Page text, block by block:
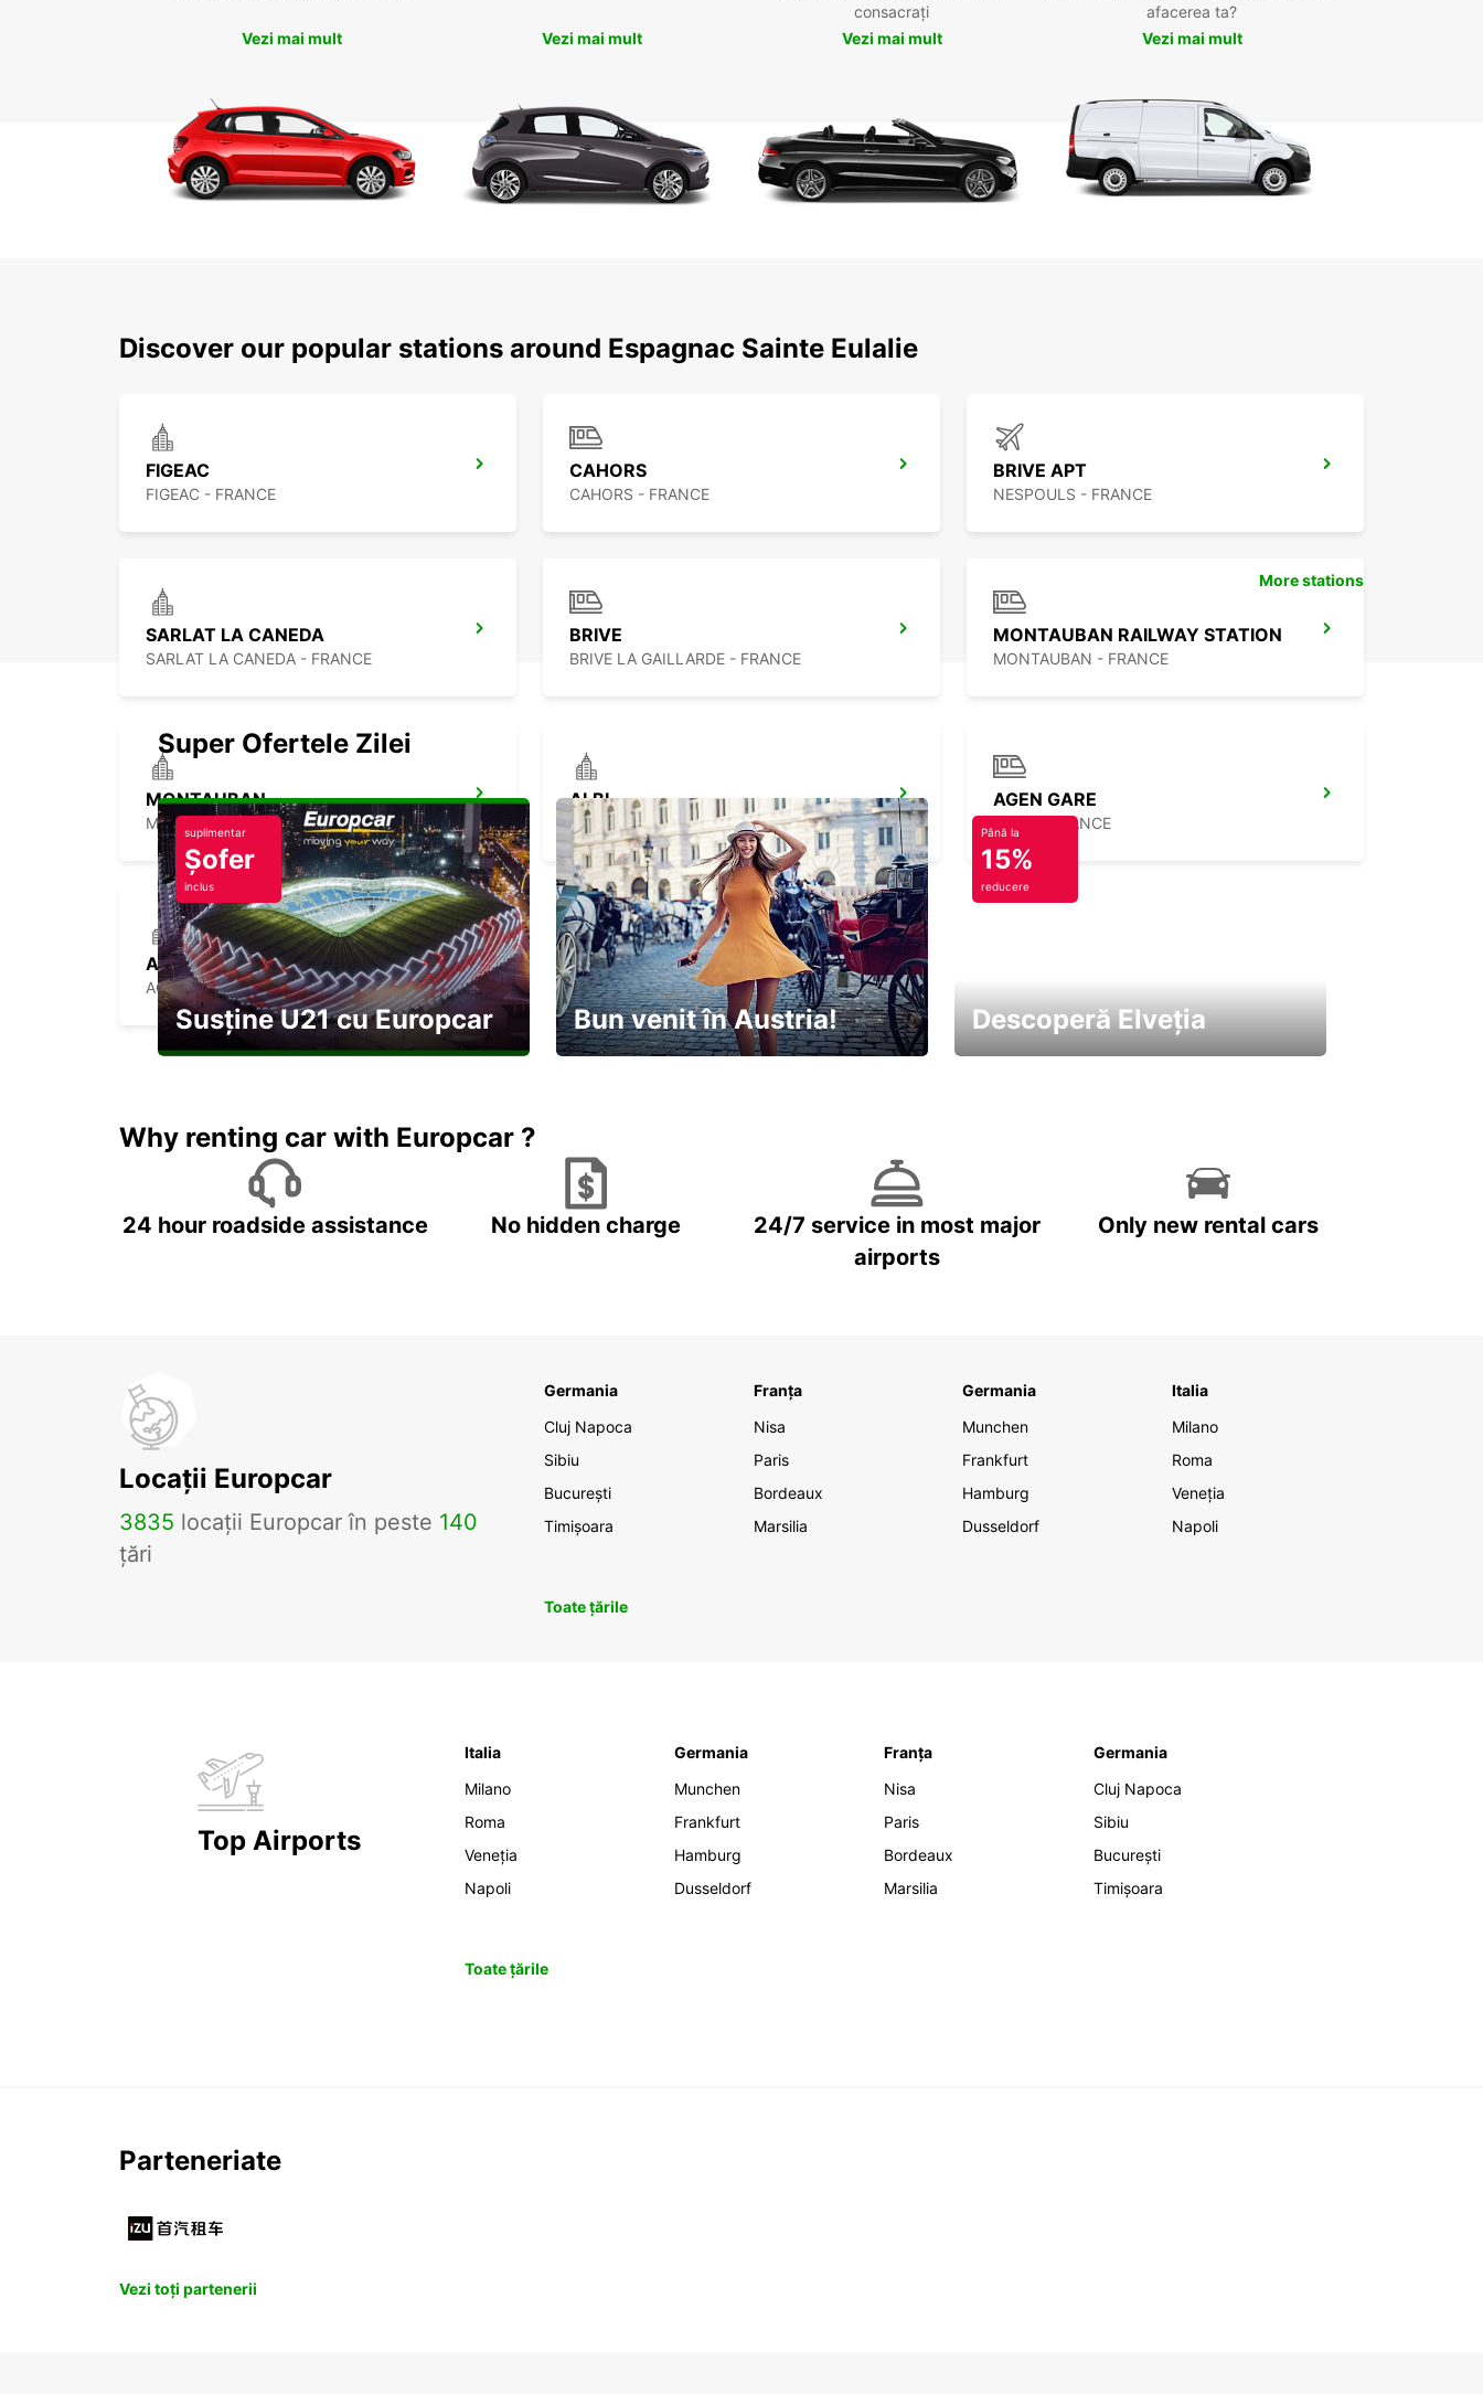
Vezi mai mult Vezi mai mult
consacrați
Vezi mai mult
afacerea ta?
Vezi mai mult
Discover our popular stations around Espagnac Sainte Eulalie
FIGEAC
FIGEAC - FRANCE
CAHORS
CAHORS - FRANCE
BRIVE APT
NESPOULS - FRANCE
SARLAT LA CANEDA
SARLAT LA CANEDA - FRANCE
BRIVE
BRIVE LA GAILLARDE - FRANCE
MONTAUBAN RAILWAY STATION
MONTAUBAN - FRANCE
MONTAUBAN
MONTAUBAN - FRANCE
ALBI
PUYGONZON - FRANCE
AGEN GARE
AGEN - FRANCE
AGEN CITY
AGEN - FRANCE
More stations
Super Ofertele Zilei
suplimentar
Șofer
inclus
Susține U21 cu Europcar Bun venit în Austria!
Până la
15%
reducere
Descoperă Elveția
Why renting car with Europcar ?
24 hour roadside assistance No hidden charge
24/7 service in most major
airports
Only new rental cars
Locații Europcar
3835 locații Europcar în peste 140
țări
Germania
Cluj Napoca
Sibiu
București
Timișoara
Franța
Nisa
Paris
Bordeaux
Marsilia
Germania
Munchen
Frankfurt
Hamburg
Dusseldorf
Italia
Milano
Roma
Veneția
Napoli
Toate țările
Top Airports
Italia
Milano
Roma
Veneția
Napoli
Germania
Munchen
Frankfurt
Hamburg
Dusseldorf
Franța
Nisa
Paris
Bordeaux
Marsilia
Germania
Cluj Napoca
Sibiu
București
Timișoara
Toate țările
Parteneriate
Vezi toți partenerii